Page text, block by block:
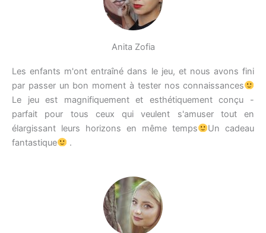
Anita Zofia
Les enfants m'ont entraîné dans le jeu, et nous avons fini
par passer un bon moment à tester nos connaissances
Le jeu est magnifiquement et esthétiquement conçu -
parfait pour tous ceux qui veulent s'amuser tout en
élargissant leurs horizons en même temps
Un cadeau
fantastique
.